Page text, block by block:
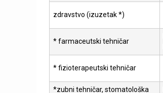
zdravstvo (izuzetak *)
* farmaceutski tehničar
* fizioterapeutski tehničar
*zubni tehničar, stomatološka